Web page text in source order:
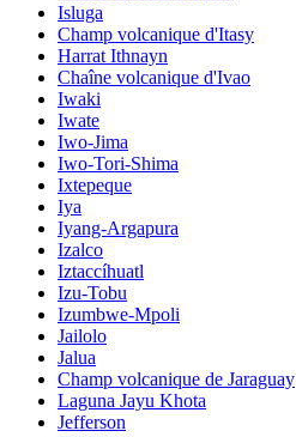
Isluga
Champ volcanique d'Itasy
Harrat Ithnayn
Chaîne volcanique d'Ivao
Iwaki
Iwate
Iwo-Jima
Iwo-Tori-Shima
Ixtepeque
Iya
Iyang-Argapura
Izalco
Iztaccíhuatl
Izu-Tobu
Izumbwe-Mpoli
Jailolo
Jalua
Champ volcanique de Jaraguay
Laguna Jayu Khota
Jefferson